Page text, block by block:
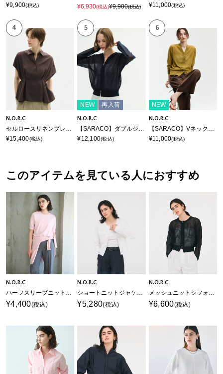
¥9,900(税込) ¥6,930(税込)¥9,900(税込) ¥11,000(税込)
4
N.O.R.C
セルロースリネンブレンドウエストタックブラウス
¥15,400(税込)
5
NEW 再入荷
N.O.R.C
【SARACO】ダブルジップパーカー
¥12,100(税込)
6
NEW
N.O.R.C
【SARACO】Vネックフォルムニットカーディガン
¥11,000(税込)
このアイテムを見ている人におすすめ
N.O.R.C
ハーフスリーブニット【CLEAN MOTION】
¥4,400(税込)
N.O.R.C
ショートニットジャケット【CLEAN MOTION】
¥5,280(税込)
N.O.R.C
メッシュニットシフォンコンビブルゾン
¥6,600(税込)